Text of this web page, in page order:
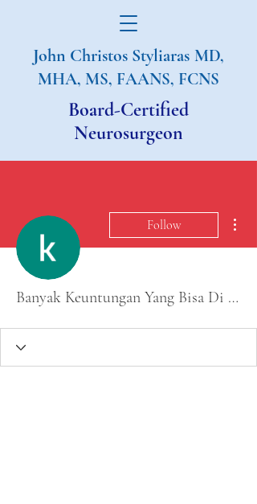
John Christos Styliaras MD,
MHA, MS, FAANS, FCNS
Board-Certified
Neurosurgeon
Follow
Banyak Keuntungan Yang Bisa Di Raih Setiap Kali Bermain Slot MPO8899